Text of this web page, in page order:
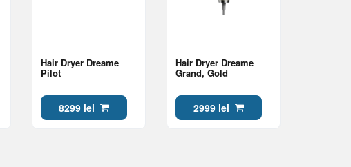
Hair Dryer Dreame
Pilot
8299 lei
Hair Dryer Dreame
Grand, Gold
2999 lei